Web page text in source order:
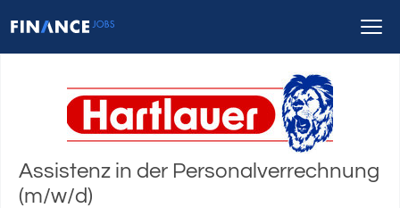
Assistenz in der Personalverrechnung
(m/w/d)